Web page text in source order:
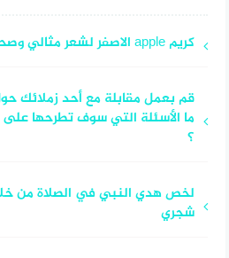
كريم apple الاصفر لشعر مثالي وصحي
قم بعمل مقابلة مع أحد زملائك
ما الأسئلة التي سوف تطرحها
؟
لخص هدي النبي في الصلاة من
شجري